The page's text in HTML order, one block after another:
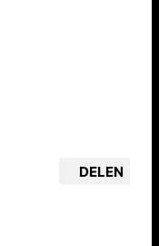
DELEN